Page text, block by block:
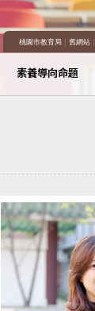
桃園市教育局｜ 舊網站｜
素養導向命題